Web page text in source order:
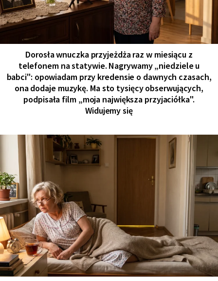
Dorosła wnuczka przyjeżdża raz w miesiącu z
telefonem na statywie. Nagrywamy „niedziele u
babci": opowiadam przy kredensie o dawnych czasach,
ona dodaje muzykę. Ma sto tysięcy obserwujących,
podpisała film „moja największa przyjaciółka".
Widujemy się